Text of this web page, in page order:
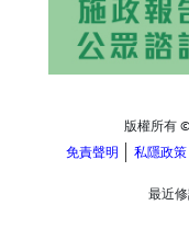
版權所有
免責聲明
私隱政策
最近修